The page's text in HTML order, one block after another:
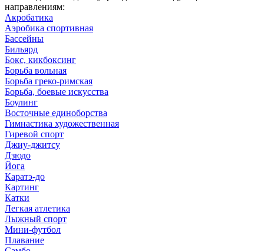
направлениям:
Акробатика
Аэробика спортивная
Бассейны
Бильярд
Бокс, кикбоксинг
Борьба вольная
Борьба греко-римская
Борьба, боевые искусства
Боулинг
Восточные единоборства
Гимнастика художественная
Гиревой спорт
Джиу-джитсу
Дзюдо
Йога
Каратэ-до
Картинг
Катки
Легкая атлетика
Лыжный спорт
Мини-футбол
Плавание